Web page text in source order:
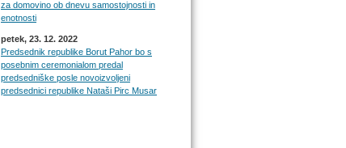
za domovino ob dnevu samostojnosti in
enotnosti
petek, 23. 12. 2022
Predsednik republike Borut Pahor bo s
posebnim ceremonialom predal
predsedniške posle novoizvoljeni
predsednici republike Nataši Pirc Musar